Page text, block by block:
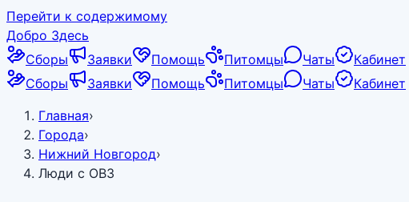
Перейти к содержимому
Добро Здесь
Сборы
Заявки Помощь Питомцы Чаты
Кабинет
Сборы
Заявки Помощь Питомцы Чаты
Кабинет
Главная›
Города›
Нижний Новгород›
Люди с ОВЗ